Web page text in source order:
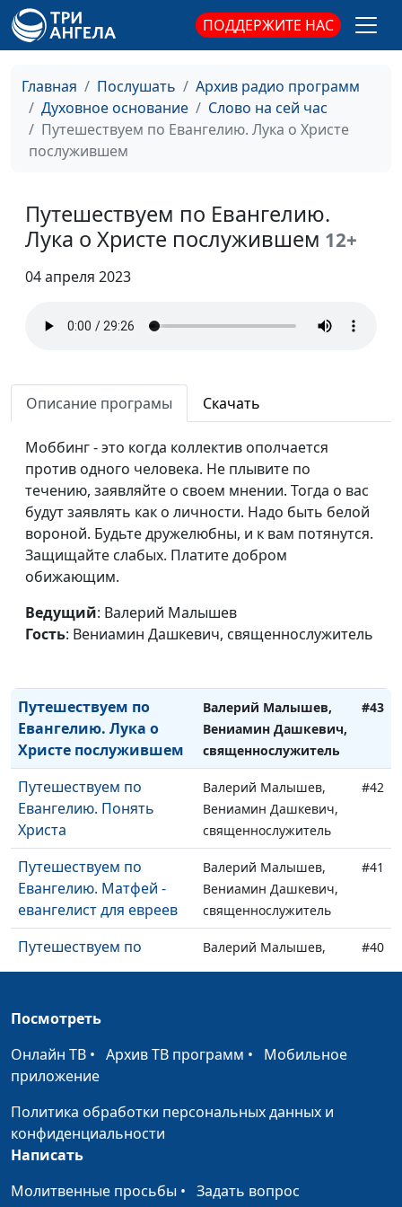
ПОДДЕРЖИТЕ НАС
Главная Послушать
Архив радио программ
Духовное основание
Слово на сей час
Путешествуем по Евангелию. Лука о Христе
послужившем
Путешествуем по Евангелию.
Лука о Христе послужившем 12+
04 апреля 2023
Описание програмы Скачать
Моббинг - это когда коллектив ополчается
против одного человека. Не плывите по
течению, заявляйте о своем мнении. Тогда о вас
будут заявлять как о личности. Надо быть белой
вороной. Будьте дружелюбны, и к вам потянутся.
Защищайте слабых. Платите добром
обижающим.
Ведущий: Валерий Малышев
Гость: Вениамин Дашкевич, священнослужитель
Путешествуем по
Евангелию. В Библии
Валерий Малышев,
Вениамин Дашкевич,
#51
Путешествуем по
Евангелию. А доверяете
ли Вы?
Валерий Малышев,
Вениамин Дашкевич,
Евангелию.
Поклоняться по букве
или по духу?
Вениамин Дашкевич,
священнослужитель
Путешествуем по
свобода от греха
священнослужитель
Евангелию. Зачем мы
всё делаем по
священнослужитель
Путешествуем по
Евангелию. Вас когда-
нибудь предавали?
Валерий Малышев,
Вениамин Дашкевич,
священнослужитель
Путешествуем по
Евангелию. Знаете ли
Вы, чего от Вас хотят?
Валерий Малышев,
Вениамин Дашкевич,
Путешествуем по
Евангелию. Верите ли
Валерий Малышев,
Вениамин Дашкевич,
#44
Путешествуем по
Евангелию. Лука о
Христе послужившем
Валерий Малышев,
Вениамин Дашкевич,
священнослужитель
#43
Путешествуем по
Евангелию. Понять
Христа
Валерий Малышев,
Вениамин Дашкевич,
священнослужитель
#42
Путешествуем по
Евангелию. Матфей -
евангелист для евреев
Валерий Малышев,
Вениамин Дашкевич,
священнослужитель
#41
Путешествуем по
Евангелию.
история: Бог приходит
Валерий Малышев,
Вениамин Дашкевич,
#40
Величайшее благо для
человека
Почему и зачем мы
делаем добрые дела?
Отверженные
Андрей Довгель,
Посмотреть
Онлайн ТВ • Архив ТВ программ • Мобильное
приложение
Политика обработки персональных данных и
конфиденциальности
Написать
Молитвенные просьбы • Задать вопрос